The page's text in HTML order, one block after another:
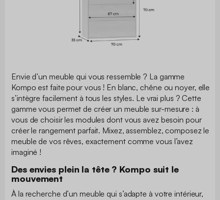
Envie d’un meuble qui vous ressemble ? La gamme
Kompo est faite pour vous ! En blanc, chêne ou noyer, elle
s’intègre facilement à tous les styles. Le vrai plus ? Cette
gamme vous permet de créer un meuble sur-mesure : à
vous de choisir les modules dont vous avez besoin pour
créer le rangement parfait. Mixez, assemblez, composez le
meuble de vos rêves, exactement comme vous l’avez
imaginé !
Des envies plein la tête ? Kompo suit le
mouvement
À la recherche d’un meuble qui s’adapte à votre intérieur,